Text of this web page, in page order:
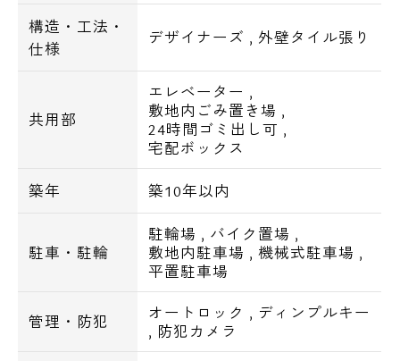
【交通アクセス一覧】
・都営新宿線 大島駅徒歩3分
・都営新宿線 西大島駅6分
・ＪＲ中央・総武線 亀戸駅徒歩13分
【周辺環境一覧】
■ショッピングセンター
SUIT SELECT NISHI OJIMA 491m
ピーコックストア大島店 98m
ダイエー大島店 246m
まいばすけっと大島駅前店 288m
■コンビニ
ローソンストア100江東大島六丁目団地店
構造・工法・
仕様
デザイナーズ , 外壁タイル張り
共用部
エレベーター ,
敷地内ごみ置き場 ,
24時間ゴミ出し可 ,
宅配ボックス
築年 築10年以内
駐車・駐輪
駐輪場 , バイク置場 ,
敷地内駐車場 , 機械式駐車場 ,
平置駐車場
管理・防犯 オートロック , ディンプルキー
, 防犯カメラ